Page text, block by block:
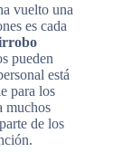
vuelto una
es cada
pueden
está
para los
muchos
de los